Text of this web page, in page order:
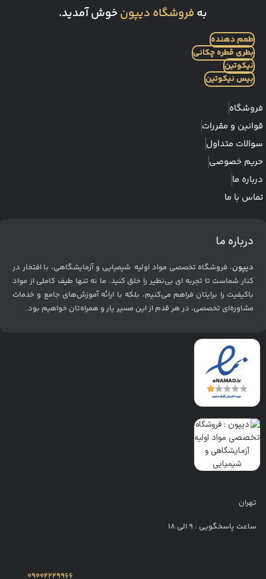
به فروشگاه دیپونخوش آمدید.
طعم دهنده
بطری قطره چکانی
نیکوتین
بیس نیکوتین
فروشگاه
قوانین و مقررات
سوالات متداول
حریم خصوصی
درباره ما
تماس با ما
درباره ما
دیپون، فروشگاه تخصصی مواد اولیه شیمیایی و آزمایشگاهی، با افتخار در
کنار شماست تا تجربه ای بی‌نظیر را خلق کنید. ما نه تنها طیف کاملی از مواد
باکیفیت را برایتان فراهم می‌کنیم، بلکه با ارائه آموزش‌های جامع و خدمات
مشاوره‌ای تخصصی، در هر قدم از این مسیر یار و همراه‌تان خواهیم بود.
تهران
ساعت پاسخگویی : 9 الی 18
09002229966